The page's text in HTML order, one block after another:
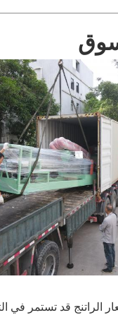
الراتنج قد تستمر في